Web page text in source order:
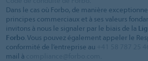
Dans le cas où Forbo, de manière
principes commerciaux et à ses valeurs
invitons à nous le signaler par le biais de la
Forbo . Vous pouvez également appeler le
conformité de l’entreprise au
mail à